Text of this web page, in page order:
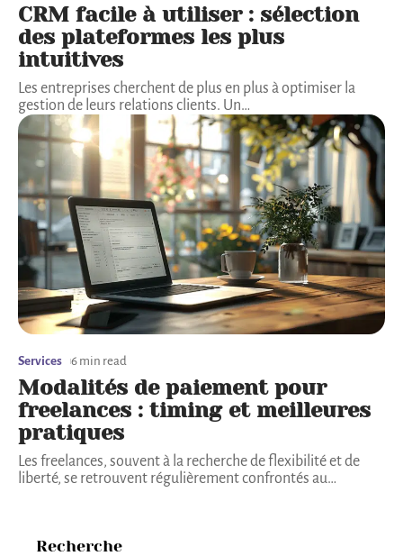
CRM facile à utiliser : sélection
des plateformes les plus
intuitives
Les entreprises cherchent de plus en plus à optimiser la
gestion de leurs relations clients. Un…
Services 6 min read
Modalités de paiement pour
freelances : timing et meilleures
pratiques
Les freelances, souvent à la recherche de flexibilité et de
liberté, se retrouvent régulièrement confrontés au…
Recherche